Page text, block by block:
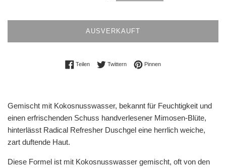
AUSVERKAUFT
TeilenAuf Facebook teilen
TwitternAuf Twitter twittern
PinnenAuf Pinterest pinnen
Gemischt mit Kokosnusswasser, bekannt für Feuchtigkeit und
einen erfrischenden Schuss handverlesener Mimosen-Blüte,
hinterlässt Radical Refresher Duschgel eine herrlich weiche,
zart duftende Haut.
Diese Formel ist mit Kokosnusswasser gemischt, oft von den